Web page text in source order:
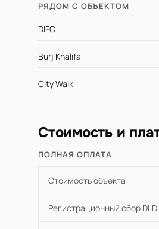
РЯДОМ С ОБЪЕКТОМ
DIFC
Burj Khalifa
City Walk
Стоимость и
ПОЛНАЯ ОПЛАТА
Стоимость объекта
Регистрационный сбор